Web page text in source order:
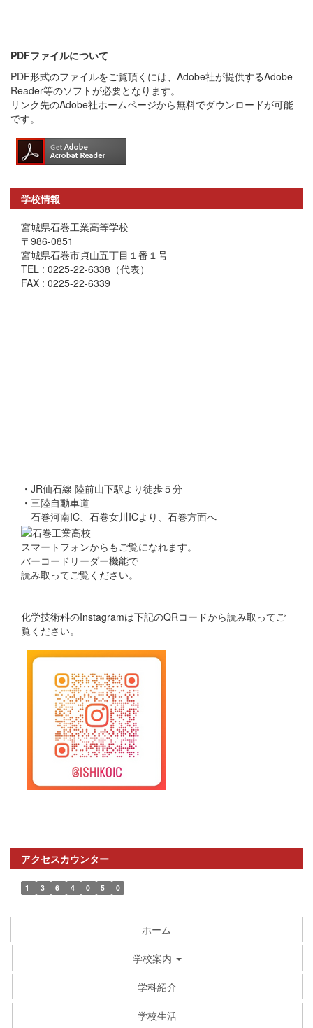
PDFファイルについて
PDF形式のファイルをご覧頂くには、Adobe社が提供するAdobe
Reader等のソフトが必要となります。
リンク先のAdobe社ホームページから無料でダウンロードが可能
です。
学校情報
宮城県石巻工業高等学校
〒986-0851
宮城県石巻市貞山五丁目１番１号
TEL : 0225-22-6338（代表）
FAX : 0225-22-6339
・JR仙石線 陸前山下駅より徒歩５分
・三陸自動車道
石巻河南IC、石巻女川ICより、石巻方面へ
スマートフォンからもご覧になれます。
バーコードリーダー機能で
読み取ってご覧ください。
化学技術科のInstagramは下記のQRコードから読み取ってご
覧ください。
アクセスカウンター
1 3 6 4 0 5 0
ホーム
学校案内
学科紹介
学校生活